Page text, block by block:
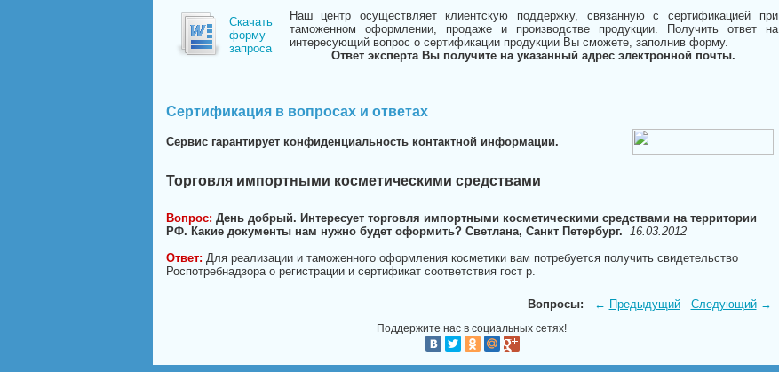
Скачать
форму
запроса
Наш центр осуществляет клиентскую поддержку, связанную с сертификацией при
таможенном оформлении, продаже и производстве продукции. Получить ответ на
интересующий вопрос о сертификации продукции Вы сможете, заполнив форму.
Ответ эксперта Вы получите на указанный адрес электронной почты.
Сертификация в вопросах и ответах
Сервис гарантирует конфиденциальность контактной информации.
Торговля импортными косметическими средствами
Вопрос: День добрый. Интересует торговля импортными косметическими средствами на территории
РФ. Какие документы нам нужно будет оформить? Светлана, Санкт Петербург. 16.03.2012
Ответ: Для реализации и таможенного оформления косметики вам потребуется получить свидетельство
Роспотребнадзора о регистрации и сертификат соответствия гост р.
Вопросы: ← Предыдущий Следующий→
Поддержите нас в социальных сетях!